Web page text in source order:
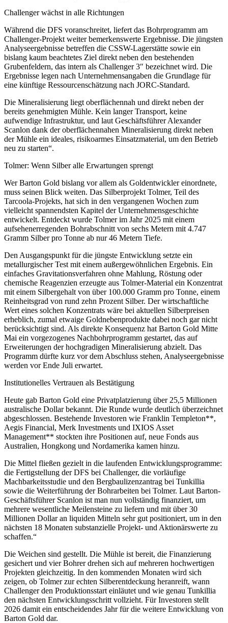
Challenger wächst in alle Richtungen
Während die DFS voranschreitet, liefert das Bohrprogramm am
Challenger-Projekt weiter bemerkenswerte Ergebnisse. Die jüngsten
Analyseergebnisse betreffen die CSSW-Lagerstätte sowie ein
bislang kaum beachtetes Ziel direkt neben den bestehenden
Grubenfeldern, das intern als Challenger 3″ bezeichnet wird. Die
Ergebnisse legen nach Unternehmensangaben die Grundlage für
eine künftige Ressourcenschätzung nach JORC-Standard.
Die Mineralisierung liegt oberflächennah und direkt neben der
bereits genehmigten Mühle. Kein langer Transport, keine
aufwendige Infrastruktur, und laut Geschäftsführer Alexander
Scanlon dank der oberflächennahen Mineralisierung direkt neben
der Mühle ein ideales, risikoarmes Einsatzmaterial, um den Betrieb
neu zu starten“.
Tolmer: Wenn Silber alle Erwartungen sprengt
Wer Barton Gold bislang vor allem als Goldentwickler einordnete,
muss seinen Blick weiten. Das Silberprojekt Tolmer, Teil des
Tarcoola-Projekts, hat sich in den vergangenen Wochen zum
vielleicht spannendsten Kapitel der Unternehmensgeschichte
entwickelt. Entdeckt wurde Tolmer im Jahr 2025 mit einem
aufsehenerregenden Bohrabschnitt von sechs Metern mit 4.747
Gramm Silber pro Tonne ab nur 46 Metern Tiefe.
Den Ausgangspunkt für die jüngste Entwicklung setzte ein
metallurgischer Test mit einem außergewöhnlichen Ergebnis. Ein
einfaches Gravitationsverfahren ohne Mahlung, Röstung oder
chemische Reagenzien erzeugte aus Tolmer-Material ein Konzentrat
mit einem Silbergehalt von über 100.000 Gramm pro Tonne, einem
Reinheitsgrad von rund zehn Prozent Silber. Der wirtschaftliche
Wert eines solchen Konzentrats wäre bei aktuellen Silberpreisen
erheblich, zumal etwaige Goldnebenprodukte dabei noch gar nicht
berücksichtigt sind. Als direkte Konsequenz hat Barton Gold Mitte
Mai ein vorgezogenes Nachbohrprogramm gestartet, das auf
Erweiterungen der hochgradigen Mineralisierung abzielt. Das
Programm dürfte kurz vor dem Abschluss stehen, Analyseergebnisse
werden vor Ende Juli erwartet.
Institutionelles Vertrauen als Bestätigung
Heute gab Barton Gold eine Privatplatzierung über 25,5 Millionen
australische Dollar bekannt. Die Runde wurde deutlich überzeichnet
abgeschlossen. Bestehende Investoren wie Franklin Templeton**,
Aegis Financial, Merk Investments und IXIOS Asset
Management** stockten ihre Positionen auf, neue Fonds aus
Australien, Hongkong und Nordamerika kamen hinzu.
Die Mittel fließen gezielt in die laufenden Entwicklungsprogramme:
die Fertigstellung der DFS bei Challenger, die vorläufige
Machbarkeitsstudie und den Bergbaulizenzantrag bei Tunkillia
sowie die Weiterführung der Bohrarbeiten bei Tolmer. Laut Barton-
Geschäftsführer Scanlon ist man nun vollständig finanziert, um
mehrere wesentliche Meilensteine zu liefern und mit über 30
Millionen Dollar an liquiden Mitteln sehr gut positioniert, um in den
nächsten 18 Monaten substanzielle Projekt- und Aktionärswerte zu
schaffen.“
Die Weichen sind gestellt. Die Mühle ist bereit, die Finanzierung
gesichert und vier Bohrer drehen sich auf mehreren hochwertigen
Projekten gleichzeitig. In den kommenden Monaten wird sich
zeigen, ob Tolmer zur echten Silberentdeckung heranreift, wann
Challenger den Produktionsstart einläutet und wie genau Tunkillia
den nächsten Entwicklungsschritt vollzieht. Für Investoren stellt
2026 damit ein entscheidendes Jahr für die weitere Entwicklung von
Barton Gold dar.